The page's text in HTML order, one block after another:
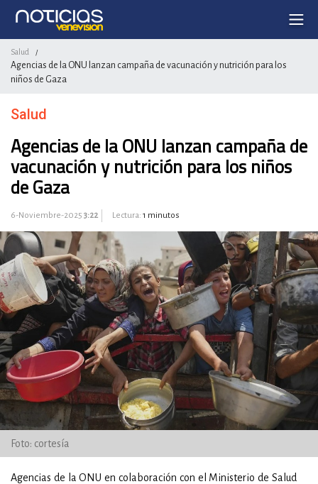
Salud /
Agencias de la ONU lanzan campaña de vacunación y nutrición para los
niños de Gaza
Salud
Agencias de la ONU lanzan campaña de
vacunación y nutrición para los niños
de Gaza
6-Noviembre-2025 3:22 Lectura: 1 minutos
Foto: cortesía
Agencias de la ONU en colaboración con el Ministerio de Salud